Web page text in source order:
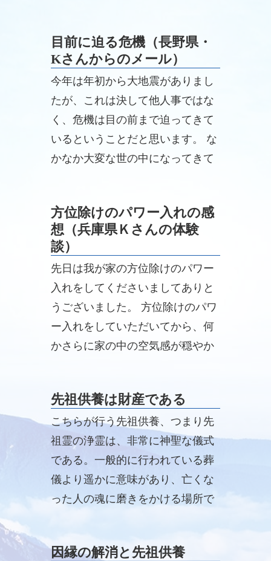
目前に迫る危機（長野県・
Kさんからのメール）
今年は年初から大地震がありまし
たが、これは決して他人事ではな
く、危機は目の前まで迫ってきて
いるということだと思います。 な
かなか大変な世の中になってきて
方位除けのパワー入れの感
想（兵庫県Ｋさんの体験
談）
先日は我が家の方位除けのパワー
入れをしてくださいましてありと
うございました。 方位除けのパワ
ー入れをしていただいてから、何
かさらに家の中の空気感が穏やか
先祖供養は財産である
こちらが行う先祖供養、つまり先
祖霊の浄霊は、非常に神聖な儀式
である。一般的に行われている葬
儀より遥かに意味があり、亡くな
った人の魂に磨きをかける場所で
因縁の解消と先祖供養